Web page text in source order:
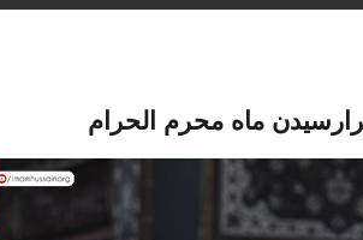
ماه محرم الحرام